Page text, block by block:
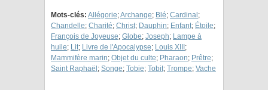
Mots-clés: Allégorie;Archange; Blé; Cardinal ;
Chandelle; Charité; Christ; Dauphin; Enfant; Étoile;
François de Joyeuse; Globe; Joseph; Lampe à
huile; Lit; Livre de l'Apocalypse; Louis XIII ;
Mammifère marin; Objet du culte; Pharaon; Prêtre;
Saint Raphaël ; Songe; Tobie; Tobit; Trompe; Vache